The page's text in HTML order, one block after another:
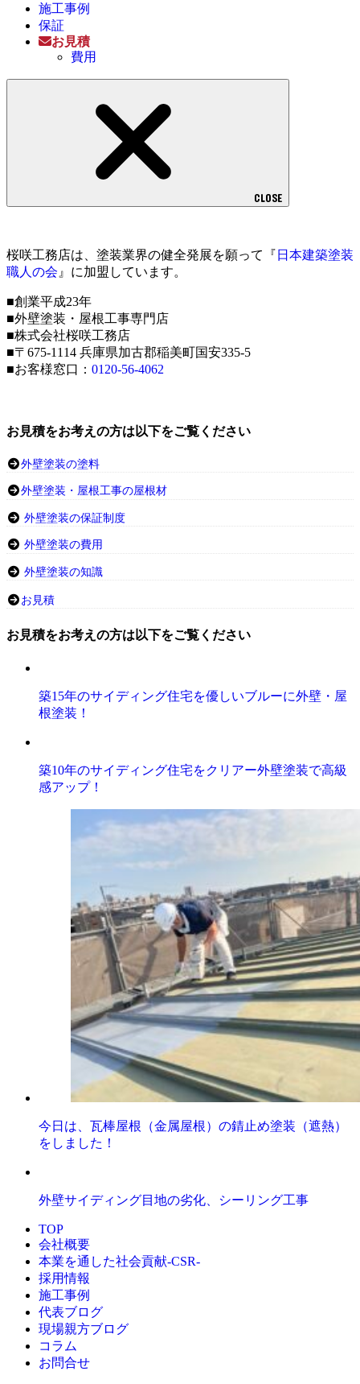
施工事例
保証
お見積
費用
CLOSE
桜咲工務店は、塗装業界の健全発展を願って『 日本建築塗装
職人の会 』に加盟しています。
■創業平成23年
■外壁塗装・屋根工事専門店
■株式会社桜咲工務店
■〒675-1114 兵庫県加古郡稲美町国安335-5
■お客様窓口： 0120-56-4062
お見積をお考えの方は以下をご覧ください
外壁塗装の塗料
外壁塗装・屋根工事の屋根材
外壁塗装の保証制度
外壁塗装の費用
外壁塗装の知識
お見積
お見積をお考えの方は以下をご覧ください
築15年のサイディング住宅を優しいブルーに外壁・屋
根塗装！
築10年のサイディング住宅をクリアー外壁塗装で高級
感アップ！
今日は、瓦棒屋根（金属屋根）の錆止め塗装（遮熱）
をしました！
外壁サイディング目地の劣化、シーリング工事
TOP
会社概要
本業を通した社会貢献-CSR-
採用情報
施工事例
代表ブログ
現場親方ブログ
コラム
お問合せ